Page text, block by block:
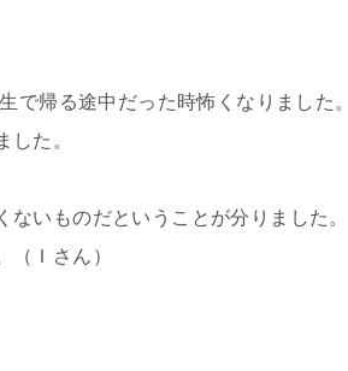
で帰る途中だった時怖くなりました。
た。
いものだということが分りました。
Ｉさん）